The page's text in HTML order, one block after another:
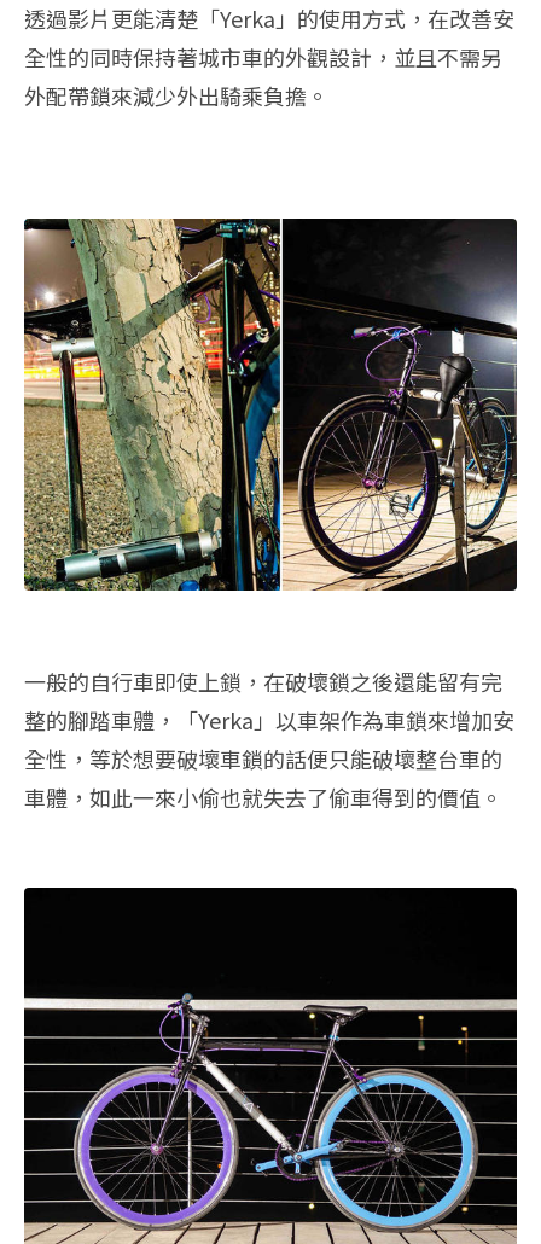
透過影片更能清楚「Yerka」的使用方式，在改善安
全性的同時保持著城市車的外觀設計，並且不需另
外配帶鎖來減少外出騎乘負擔。
一般的自行車即使上鎖，在破壞鎖之後還能留有完
整的腳踏車體，「Yerka」以車架作為車鎖來增加安
全性，等於想要破壞車鎖的話便只能破壞整台車的
車體，如此一來小偷也就失去了偷車得到的價值。